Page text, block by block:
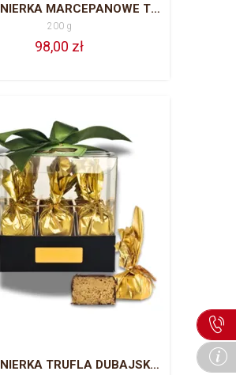
BOMBONIERKA MARCEPANOWE TRIO 200 G
200 g
98,00 zł
BOMBONIERKA TRUFLA DUBAJSKA 210 G